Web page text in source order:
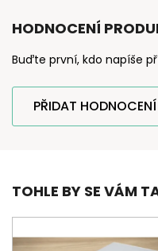
HODNOCENÍ
Buďte první, kdo napíše
PŘIDAT HODNOCENÍ
TOHLE BY SE VÁM